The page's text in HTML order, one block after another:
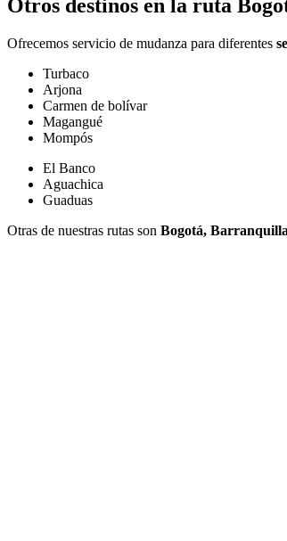
Otros destinos en la ruta
Ofrecemos servicio de mudanza para diferentes
Turbaco
Arjona
Carmen de bolívar
Magangué
Mompós
El Banco
Aguachica
Guaduas
Otras de nuestras rutas son Bogotá, Barranquilla